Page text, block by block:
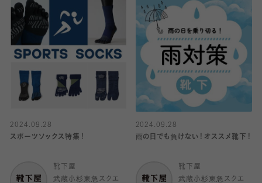
2024.09.28
スポーツソックス特集！
靴下屋
武蔵小杉東急スクエ
2024.09.28
雨の日でも負けない！オススメ靴下！
靴下屋
武蔵小杉東急スクエ